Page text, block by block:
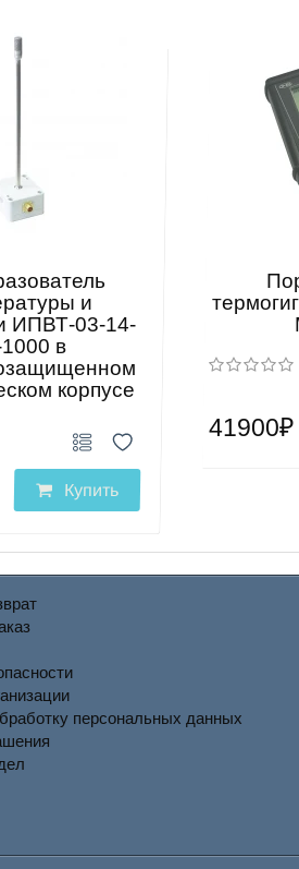
и
ИПВТ-03-14-
в
корпусе
Купить
41900₽
персональных данных